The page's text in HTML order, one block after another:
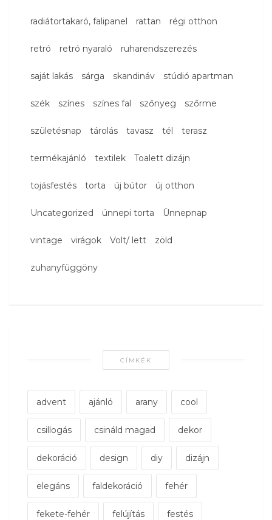
radiátortakaró, falipanel rattan régi otthon
retró retró nyaraló ruharendszerezés
saját lakás sárga skandináv stúdió apartman
szék színes színes fal szőnyeg szőrme
születésnap tárolás tavasz tél terasz
termékajánló textilek Toalett dizájn
tojásfestés torta új bútor új otthon
Uncategorized ünnepi torta Ünnepnap
vintage virágok Volt/ lett zöld
zuhanyfüggöny
CÍMKÉK
advent ajánló arany cool
csillogás csináld magad dekor
dekoráció design diy dizájn
elegáns faldekoráció fehér
fekete-fehér felújítás festés